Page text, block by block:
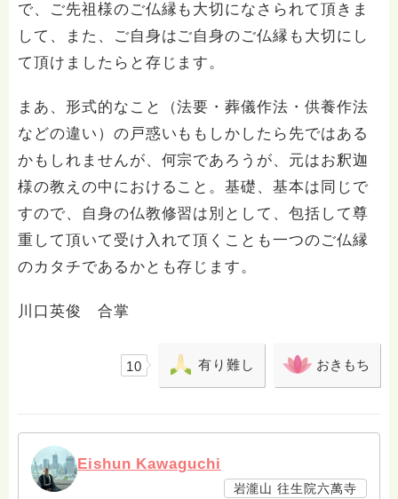
で、ご先祖様のご仏縁も大切になさられて頂きま
して、また、ご自身はご自身のご仏縁も大切にし
て頂けましたらと存じます。
まあ、形式的なこと（法要・葬儀作法・供養作法
などの違い）の戸惑いももしかしたら先ではある
かもしれませんが、何宗であろうが、元はお釈迦
様の教えの中におけること。基礎、基本は同じで
すので、自身の仏教修習は別として、包括して尊
重して頂いて受け入れて頂くことも一つのご仏縁
のカタチであるかとも存じます。
川口英俊 合掌
10 有り難し おきもち
Eishun Kawaguchi
岩瀧山 往生院六萬寺